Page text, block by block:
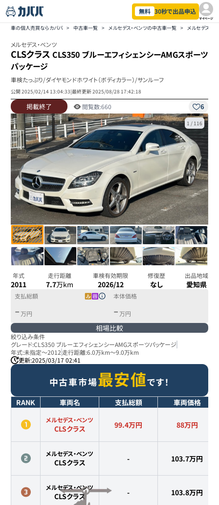
無料 30秒で出品申込
マイページ
車の個人売買ならカババ > 中古車一覧 > メルセデス・ベンツの中古車一覧 > メルセデス・
メルセデス・ベンツ
CLSクラス CLS350 ブルーエフィシェンシーAMGスポーツ
パッケージ
車検たっぷり/ダイヤモンドホワイト（ボディカラー）/サンルーフ
公開2025/02/14 13:04:33|最終更新2025/08/28 17:42:18
掲載終了 閲覧数:660 6
1 / 116
年式
2011
走行距離
7.7万km
車検有効期限
2026/12
修復歴
なし
出品地域
愛知県
支払総額
- 万円
本体価格
- 万円
相場比較
絞り込み条件
グレード:CLS350 ブルーエフィシェンシーAMGスポーツパッケージ
年式:未指定～2012 走行距離:6.0万km～9.0万km
更新:2025/03/17 02:41
中古車市場最安値です！
RANK 車両名 支払総額 車両価格
メルセデス・ベンツ
CLSクラス 99.4万円 88万円
メルセデス・ベンツ
CLSクラス - 103.7万円
メルセデス・ベンツ
CLSクラス - 103.8万円